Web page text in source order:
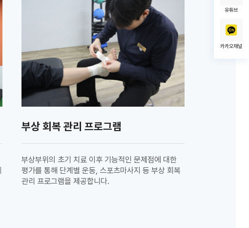
유튜브
카카오채널
부상 회복 관리 프로그램
부상부위의 초기 치료 이후 기능적인 문제점에 대한
평가를 통해 단계별 운동, 스포츠마사지 등 부상 회복
관리 프로그램을 제공합니다.